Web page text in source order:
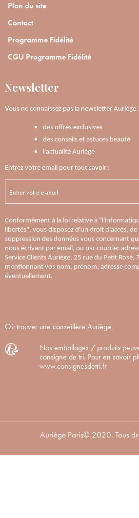
Plan du site
Contact
Programme Fidélité
CGU Programme Fidélité
Newsletter
Vous ne connaissez pas la newsletter Auriège
des offres exclusives
des conseils et astuces beauté
l'actualité Auriège
Entrez votre email pour tout savoir :
Conformément à la loi relative à
libertés", vous disposez d'un droit d'accès,
suppression des données vous concernant
nous écrivant par email, ou par courrier
Service Clients Auriège, 25 rue du Petit Rosé,
mentionnant vos nom, prénom, adresse
éventuellement.
Où trouver une conseillère Auriège
Nos emballages / produits
consigne de tri. Pour en savoir
www.consignesdetri.fr
Auriège Paris© 2020. Tous